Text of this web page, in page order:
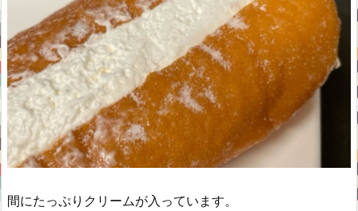
間にたっぷりクリームが入っています。